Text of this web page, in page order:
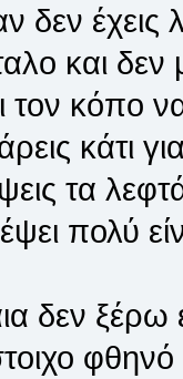
δεν
και δεν
τον κόπο
κάτι
τα
πολύ
δεν ξέρω